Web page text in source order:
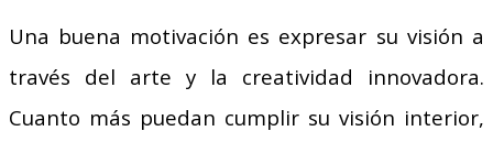
Una buena motivación es expresar su visión a
través del arte y la creatividad innovadora.
Cuanto más puedan cumplir su visión interior,